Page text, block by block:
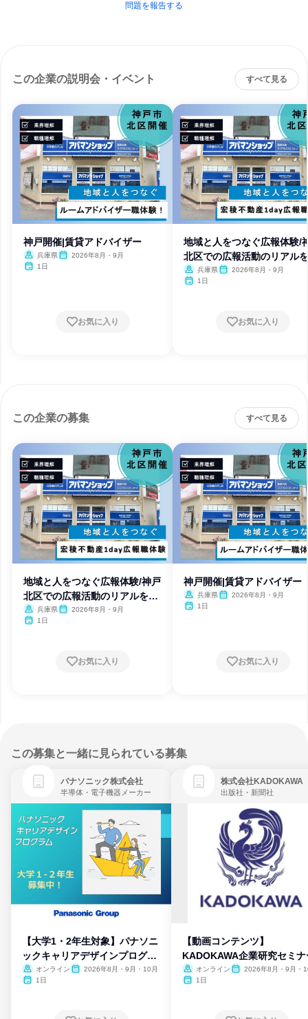
問題を報告する
この企業の説明会・イベント すべて見る
神戸開催|賃貸アドバイザー
兵庫県
2026年8月・9月
1日
お気に入り
地域と人をつなぐ広報体験/
北区での広報活動のリアル
ぶ 兵庫県
2026年8月・9月
1日
お気に入り
この企業の募集 すべて見る
地域と人をつなぐ広報体験/神戸
北区での広報活動のリアルを学
ぶ 兵庫県
2026年8月・9月
1日
お気に入り
神戸開催|賃貸アドバイザー
兵庫県
2026年8月・9月
1日
お気に入り
この募集と一緒に見られている募集
パナソニック株式会社
半導体・電子機器メーカー
【大学1・2年生対象】パナソニ
ックキャリアデザインプログラ
ム
オンライン
2026年8月・9月・10月
1日
株式会社KADOKAWA
出版社・新聞社
【動画コンテンツ】
KADOKAWA企業研究セミナ
オンライン
2026年8月・9月・
1日